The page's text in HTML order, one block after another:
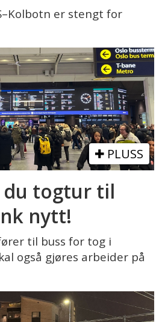
er stengt for
PLUSS
du togtur til
nytt!
til buss for tog i
også gjøres arbeider på